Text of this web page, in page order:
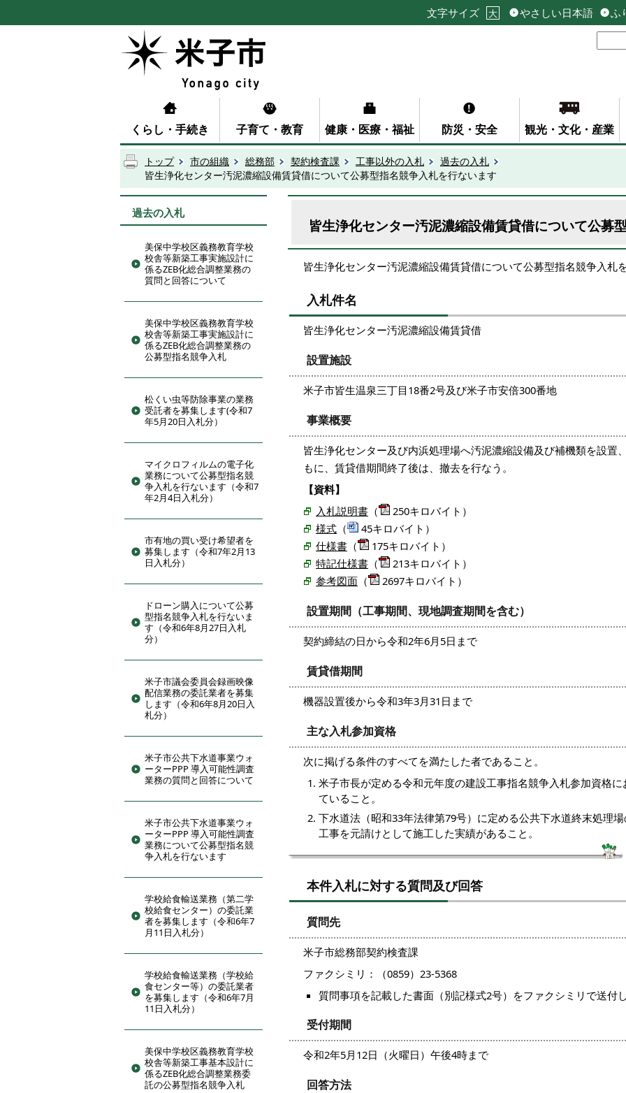
文字サイズ 大 やさしい日本語 ふ
くらし・手続き 子育て・教育 健康・医療・福祉 防災・安全 観光・文化・産業
トップ 市の組織 総務部 契約検査課 工事以外の入札
過去の入札
皆生浄化センター汚泥濃縮設備賃貸借について公募型指名競争入札を行ないます
過去の入札
美保中学校区義務教育学校
校舎等新築工事実施設計に
係るZEB化総合調整業務の
質問と回答について
美保中学校区義務教育学校
校舎等新築工事実施設計に
係るZEB化総合調整業務の
公募型指名競争入札
松くい虫等防除事業の業務
受託者を募集します(令和7
年5月20日入札分）
マイクロフィルムの電子化
業務について公募型指名競
争入札を行ないます（令和7
年2月4日入札分）
市有地の買い受け希望者を
募集します（令和7年2月13
日入札分）
ドローン購入について公募
型指名競争入札を行ないま
す（令和6年8月27日入札
分）
米子市議会委員会録画映像
配信業務の委託業者を募集
します（令和6年8月20日入
札分）
米子市公共下水道事業ウォ
ーターPPP 導入可能性調査
業務の質問と回答について
米子市公共下水道事業ウォ
ーターPPP 導入可能性調査
業務について公募型指名競
争入札を行ないます
学校給食輸送業務（第二学
校給食センター）の委託業
者を募集します（令和6年7
月11日入札分）
学校給食輸送業務（学校給
食センター等）の委託業者
を募集します（令和6年7月
11日入札分）
美保中学校区義務教育学校
校舎等新築工事基本設計に
係るZEB化総合調整業務委
託の公募型指名競争入札
皆生浄化センター汚泥濃縮設備賃貸借について公募
皆生浄化センター汚泥濃縮設備賃貸借について公募型指名競争入札
入札件名
皆生浄化センター汚泥濃縮設備賃貸借
設置施設
米子市皆生温泉三丁目18番2号及び米子市安倍300番地
事業概要
皆生浄化センター及び内浜処理場へ汚泥濃縮設備及び補機類を設置
もに、賃貸借期間終了後は、撤去を行なう。
【資料】
入札説明書 （
250キロバイト）
様式 （
45キロバイト）
仕様書 （
175キロバイト）
特記仕様書 （
213キロバイト）
参考図面 （ 2697キロバイト）
設置期間（工事期間、現地調査期間を含む）
契約締結の日から令和2年6月5日まで
賃貸借期間
機器設置後から令和3年3月31日まで
主な入札参加資格
次に掲げる条件のすべてを満たした者であること。
米子市長が定める令和元年度の建設工事指名競争入札参加資格
ていること。
下水道法（昭和33年法律第79号）に定める公共下水道終末処理
工事を元請けとして施工した実績があること。
本件入札に対する質問及び回答
質問先
米子市総務部契約検査課
ファクシミリ：（0859）23-5368
質問事項を記載した書面（別記様式2号）をファクシミリで送付し
受付期間
令和2年5月12日（火曜日）午後4時まで
回答方法